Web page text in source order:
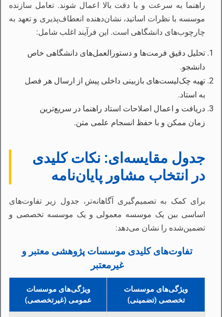
راهنما به سرعت و با دقت بالا اعمال شوند. تعامل سازنده
موسسه با نظرات اساتید، نشان‌دهنده انعطاف‌پذیری و تعهد به
چارچوب‌های دانشگاهی است. این فرآیند اغلب شامل:
تحلیل دقیق فرمت‌ها و دستورالعمل‌های دانشگاهی خاص
دانشجو.
تهیه چک‌لیست‌های بازبینی داخلی پیش از ارسال هر فصل
به استاد.
دریافت و اعمال اصلاحات استاد راهنما در سریع‌ترین
زمان ممکن و با حفظ انسجام علمی متن.
جدول مقایسه‌ای: نکات کلیدی
در انتخاب مشاور پایان‌نامه
برای کمک به تصمیم‌گیری آگاهانه‌تر، جدول زیر تفاوت‌های
اساسی بین یک موسسه معمولی و یک موسسه تخصصی و
تضمین‌شده را نشان می‌دهد:
تفاوت‌های کلیدی موسسات پژوهشی معتبر و
غیرمعتبر
ویژگی‌های موسسات
تخصصی (تضمینی)
ویژگی‌های موسسات
عمومی (غیرتخصصی)